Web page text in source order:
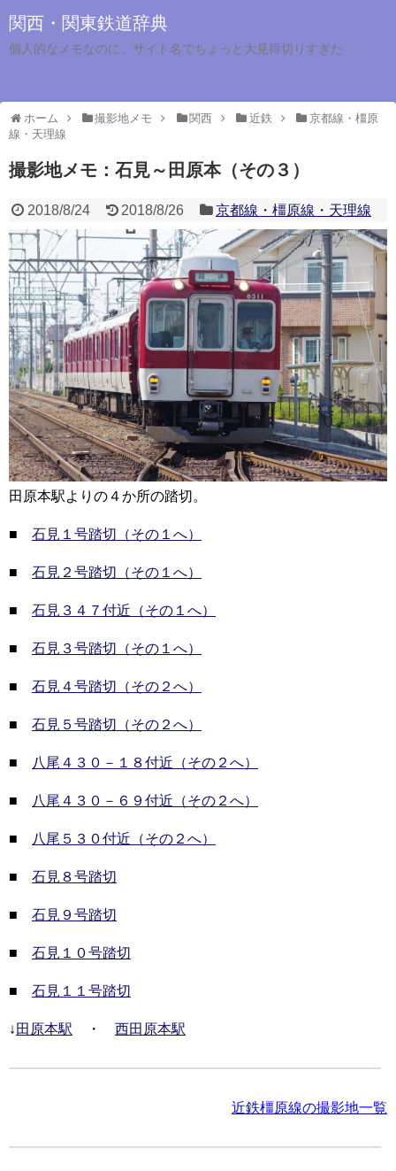
関西・関東鉄道辞典
個人的なメモなのに、サイト名でちょっと大見得切りすぎた
ホーム 撮影地メモ 関西 近鉄
京都線・橿原
線・天理線
撮影地メモ：石見～田原本（その３）
2018/8/24 2018/8/26 京都線・橿原線・天理線
田原本駅よりの４か所の踏切。
■ 石見１号踏切（その１へ）
■ 石見２号踏切（その１へ）
■ 石見３４７付近（その１へ）
■ 石見３号踏切（その１へ）
■ 石見４号踏切（その２へ）
■ 石見５号踏切（その２へ）
■ 八尾４３０－１８付近（その２へ）
■ 八尾４３０－６９付近（その２へ）
■ 八尾５３０付近（その２へ）
■ 石見８号踏切
■ 石見９号踏切
■ 石見１０号踏切
■ 石見１１号踏切
↓ 田原本駅 ・ 西田原本駅
近鉄橿原線の撮影地一覧